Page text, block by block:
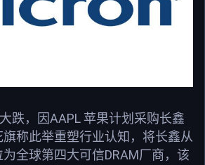
跌，因AAPL 苹果计划采购长鑫
称此举重塑行业认知，将长鑫从
全球第四大可信DRAM厂商，该